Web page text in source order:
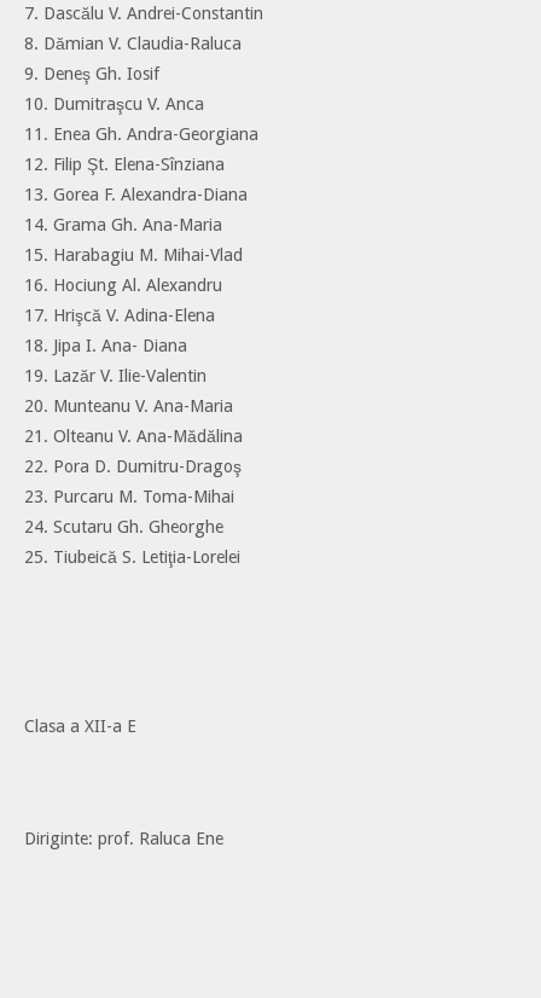
7. Dascălu V. Andrei-Constantin
8. Dămian V. Claudia-Raluca
9. Deneş Gh. Iosif
10. Dumitraşcu V. Anca
11. Enea Gh. Andra-Georgiana
12. Filip Şt. Elena-Sînziana
13. Gorea F. Alexandra-Diana
14. Grama Gh. Ana-Maria
15. Harabagiu M. Mihai-Vlad
16. Hociung Al. Alexandru
17. Hrişcă V. Adina-Elena
18. Jipa I. Ana- Diana
19. Lazăr V. Ilie-Valentin
20. Munteanu V. Ana-Maria
21. Olteanu V. Ana-Mădălina
22. Pora D. Dumitru-Dragoş
23. Purcaru M. Toma-Mihai
24. Scutaru Gh. Gheorghe
25. Tiubeică S. Letiţia-Lorelei
Clasa a XII-a E
Diriginte: prof. Raluca Ene